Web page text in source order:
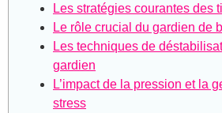
Les stratégies courantes des
Le rôle crucial du gardien de
Les techniques de
gardien
L’impact de la pression et la
stress